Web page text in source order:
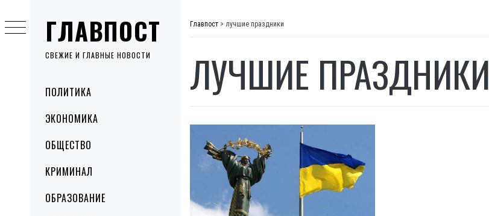
ГЛАВПОСТ
СВЕЖИЕ И ГЛАВНЫЕ НОВОСТИ
MenuПОЛИТИКА
ЭКОНОМИКА
ОБЩЕСТВО
КРИМИНАЛ
ОБРАЗОВАНИЕ
to
content
Главпост > лучшие праздники
ЛУЧШИЕ ПРАЗДНИКИ